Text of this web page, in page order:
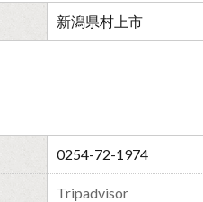
新潟県村上市
0254-72-1974
Tripadvisor